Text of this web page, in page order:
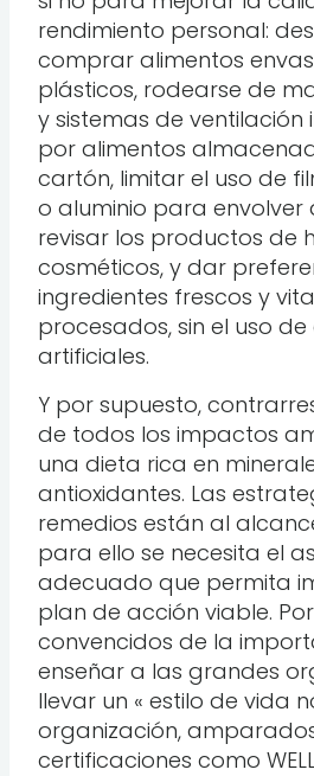
rendimiento personal:
comprar alimentos
plásticos, rodearse de
y sistemas de ventilación
por alimentos
cartón, limitar el uso de
o aluminio para envolver
revisar los productos de
cosméticos, y dar
ingredientes frescos y
procesados, sin el uso
artificiales.
Y por supuesto,
de todos los impactos
una dieta rica en
antioxidantes. Las
remedios están al
para ello se necesita el
adecuado que permita
plan de acción viable.
convencidos de la
enseñar a las grandes
llevar un « estilo de vida
organización,
certificaciones como